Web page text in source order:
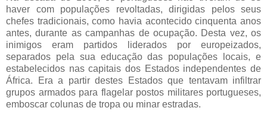
haver com populações revoltadas, dirigidas pelos seus
chefes tradicionais, como havia acontecido cinquenta anos
antes, durante as campanhas de ocupação. Desta vez, os
inimigos eram partidos liderados por europeizados,
separados pela sua educação das populações locais, e
estabelecidos nas capitais dos Estados independentes de
África. Era a partir destes Estados que tentavam infiltrar
grupos armados para flagelar postos militares portugueses,
emboscar colunas de tropa ou minar estradas.